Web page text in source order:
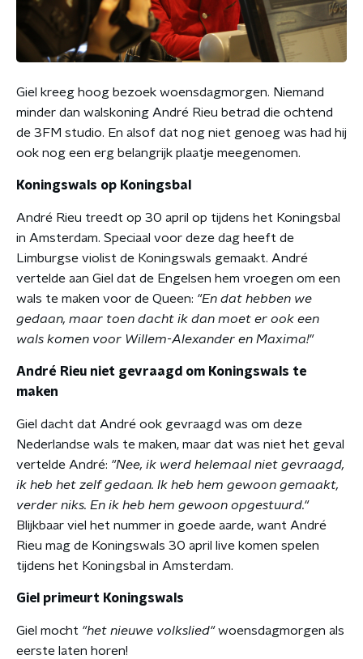
Giel kreeg hoog bezoek woensdagmorgen. Niemand
minder dan walskoning André Rieu betrad die ochtend
de 3FM studio. En alsof dat nog niet genoeg was had hij
ook nog een erg belangrijk plaatje meegenomen.
Koningswals op Koningsbal
André Rieu treedt op 30 april op tijdens het Koningsbal
in Amsterdam. Speciaal voor deze dag heeft de
Limburgse violist de Koningswals gemaakt. André
vertelde aan Giel dat de Engelsen hem vroegen om een
wals te maken voor de Queen: "En dat hebben we
gedaan, maar toen dacht ik dan moet er ook een
wals komen voor Willem-Alexander en Maxima!"
André Rieu niet gevraagd om Koningswals te
maken
Giel dacht dat André ook gevraagd was om deze
Nederlandse wals te maken, maar dat was niet het geval
vertelde André: "Nee, ik werd helemaal niet gevraagd,
ik heb het zelf gedaan. Ik heb hem gewoon gemaakt,
verder niks. En ik heb hem gewoon opgestuurd."
Blijkbaar viel het nummer in goede aarde, want André
Rieu mag de Koningswals 30 april live komen spelen
tijdens het Koningsbal in Amsterdam.
Giel primeurt Koningswals
Giel mocht "het nieuwe volkslied"woensdagmorgen als
eerste laten horen!